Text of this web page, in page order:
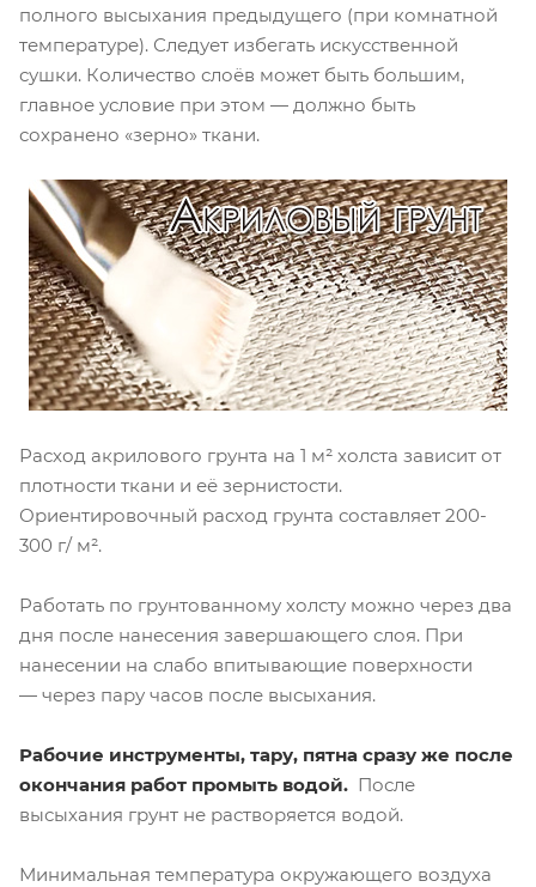
полного высыхания предыдущего (при комнатной
температуре). Следует избегать искусственной
сушки. Количество слоёв может быть большим,
главное условие при этом — должно быть
сохранено «зерно» ткани.
Расход акрилового грунта на 1 м² холста зависит от
плотности ткани и её зернистости.
Ориентировочный расход грунта составляет 200-
300 г/ м².
Работать по грунтованному холсту можно через два
дня после нанесения завершающего слоя. При
нанесении на слабо впитывающие поверхности
— через пару часов после высыхания.
Рабочие инструменты, тару, пятна сразу же после
окончания работ промыть водой. После
высыхания грунт не растворяется водой.
Минимальная температура окружающего воздуха